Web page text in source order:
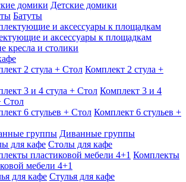
Детские домики
Батуты
и аксессуары к площадкам
кресла и столики
Комплект 2 стула +
Комплект 3 и 4
Стол
Комплект 6 стульев +
Диванные группы
Столы для кафе
Комплекты
мебели 4+1
Стулья для кафе